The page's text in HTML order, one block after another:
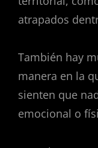
atrapados
También hay
manera en la
sienten que
emocional o